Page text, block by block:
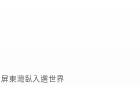
東灣臥入選世界